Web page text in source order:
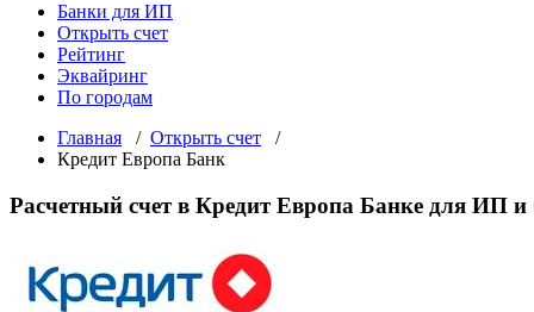
Банки для ИП
Открыть счет
Рейтинг
Эквайринг
По городам
Главная / Открыть счет /
Кредит Европа Банк
Расчетный счет в Кредит Европа Банке для ИП